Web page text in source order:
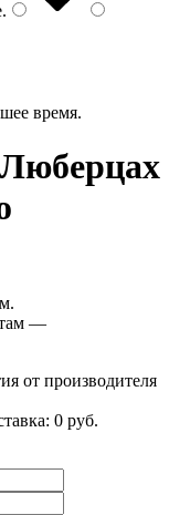
.
время.
—
от производителя
0 руб.